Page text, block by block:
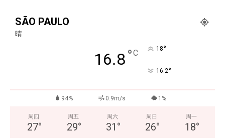
SÃO PAULO
晴
16.8°C 18°
16.2°
94% 0.9m/s 1%
周四
27°
周五
29°
周六
31 °
周日
26°
周一
18°